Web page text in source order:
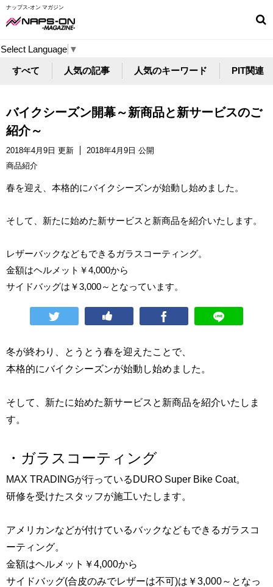
ナップス-オン マガジン
Select Language ▼
すべて 人気の記事 人気のキーワード PIT関連
バイクシーズン開幕～新商品と新サービスのご
紹介～
2018年4月9日 更新
2018年4月9日 公開
商品紹介
春を迎え、本格的にバイクシーズンが始動し始めました。
そして、新たに始めた新サービスと新商品を紹介いたします。
レザーバックなどもできるガラスコーティング。
金額はヘルメット￥4,000から
サイドバッグは￥3,000～となっています。
冬が終わり、とうとう春を迎えたことで、
本格的にバイクシーズンが始動し始めました。
そして、新たに始めた新サービスと新商品を紹介いたしま
す。
・ガラスコーティング
MAX TRADINGが行っているDURO Super Bike Coat。
研修を受けたスタッフが施工いたします。
アメリカンなどが付けているバックなどもできるガラスコ
ーティング。
金額はヘルメット￥4,000から
サイドバッグ(合皮のみでレザーは不可)は￥3,000～となっ